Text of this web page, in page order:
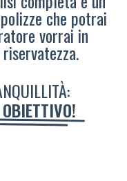
che potrai
vorrai in